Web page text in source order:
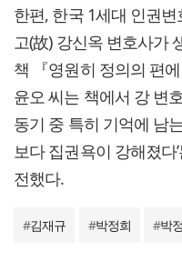
한편, 한국 1세대 인권
고(故) 강신옥 변호사가
책 『영원히 정의의 편
윤오 씨는 책에서 강 변
동기 중 특히 기억에 남
보다 집권욕이 강해졌
전했다.
#김재규 #박정희 #박